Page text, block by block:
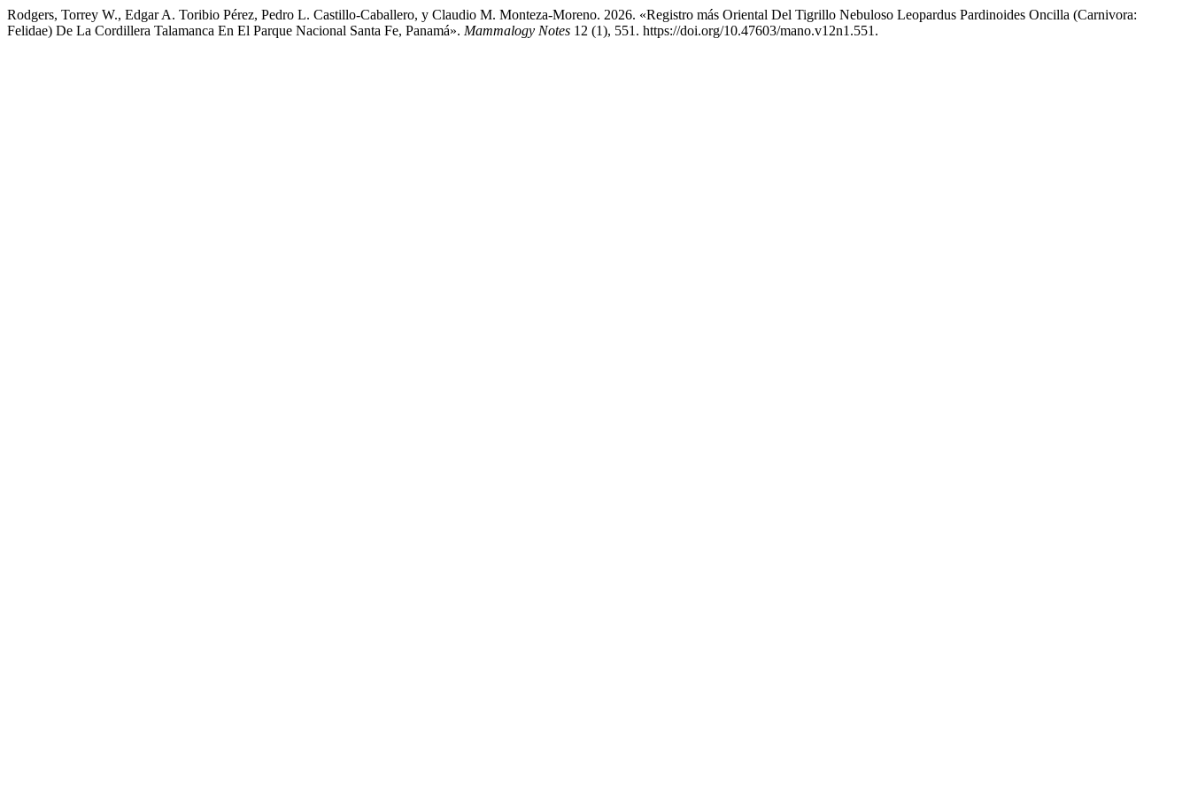
Rodgers, Torrey W., Edgar A. Toribio Pérez, Pedro L. Castillo-Caballero, y Claudio M. Monteza-Moreno. 2026. «Registro más Oriental Del Tigrillo Nebuloso Leopardus Pardinoides Oncilla (Carnivora:
Felidae) De La Cordillera Talamanca En El Parque Nacional Santa Fe, Panamá». Mammalogy Notes 12 (1), 551. https://doi.org/10.47603/mano.v12n1.551.